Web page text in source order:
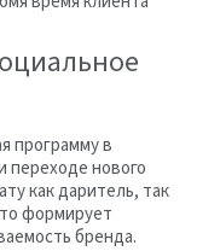
программу в
переходе нового
как даритель, так
формирует
бренда.